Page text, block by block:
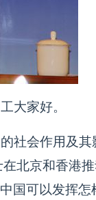
大家好。
社会作用及其
北京和香港
国可以发挥怎